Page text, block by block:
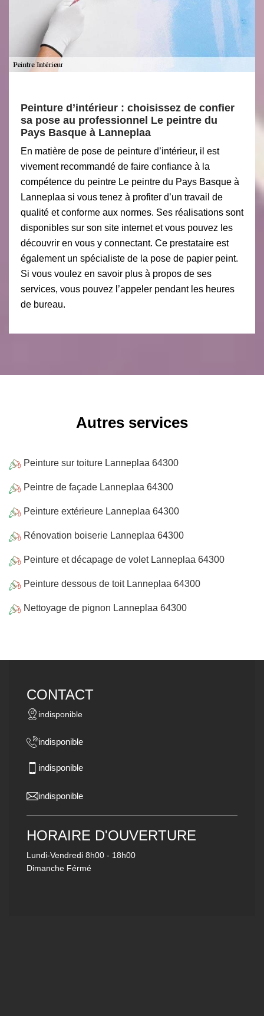
Peinture d’intérieur : choisissez de confier
sa pose au professionnel Le peintre du
Pays Basque à Lanneplaa
En matière de pose de peinture d’intérieur, il est
vivement recommandé de faire confiance à la
compétence du peintre Le peintre du Pays Basque à
Lanneplaa si vous tenez à profiter d’un travail de
qualité et conforme aux normes. Ses réalisations sont
disponibles sur son site internet et vous pouvez les
découvrir en vous y connectant. Ce prestataire est
également un spécialiste de la pose de papier peint.
Si vous voulez en savoir plus à propos de ses
services, vous pouvez l’appeler pendant les heures
de bureau.
Autres services
Peinture sur toiture Lanneplaa 64300
Peintre de façade Lanneplaa 64300
Peinture extérieure Lanneplaa 64300
Rénovation boiserie Lanneplaa 64300
Peinture et décapage de volet Lanneplaa 64300
Peinture dessous de toit Lanneplaa 64300
Nettoyage de pignon Lanneplaa 64300
CONTACT
indisponible
indisponible
indisponible
indisponible
HORAIRE D'OUVERTURE
Lundi-Vendredi 8h00 - 18h00
Dimanche Férmé